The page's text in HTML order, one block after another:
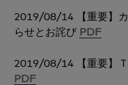
2019/08/14 【重要】
らせとお詫び PDF
2019/08/14 【重要】
PDF